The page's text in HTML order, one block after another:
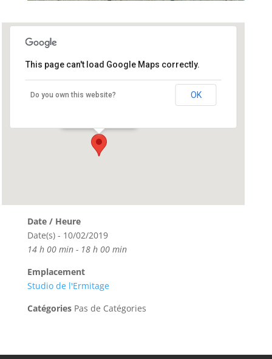
Studio de l’Ermitage
This page can't load Google Maps correctly.
Do you own this website? OK
Date / Heure
Date(s) - 10/02/2019
14 h 00 min - 18 h 00 min
Emplacement
Studio de l'Ermitage
CatégoriesPas de Catégories